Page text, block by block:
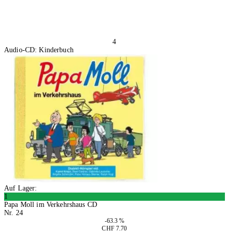
4
Audio-CD: Kinderbuch
Auf Lager:
1
Papa Moll im Verkehrshaus CD
Nr. 24
-63.3 %
CHF 7.70